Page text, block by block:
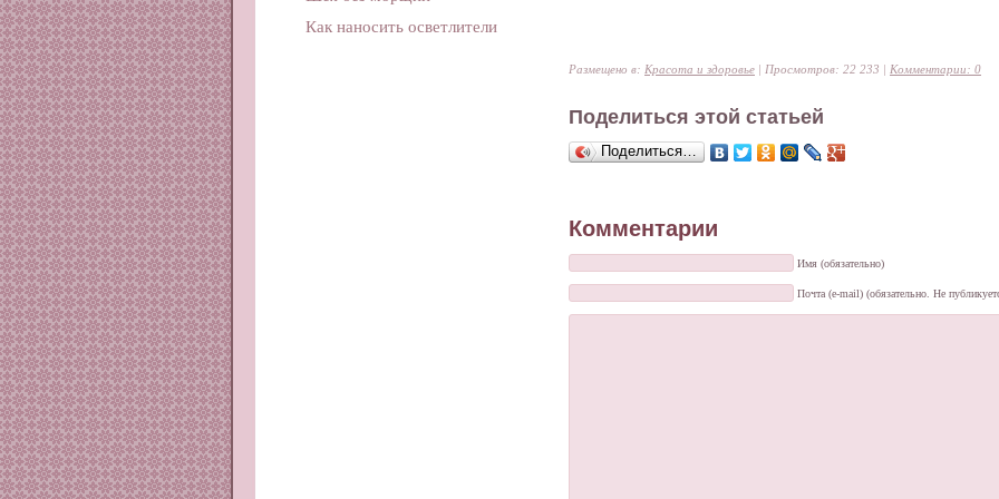
Размещено в: Красота и здоровье | Просмотров: 22 233 | Комментарии: 0
Поделиться этой статьей
Поделиться…
Комментарии
Имя (обязательно)
Почта (e-mail) (обязательно. Не
Как наносить осветлители